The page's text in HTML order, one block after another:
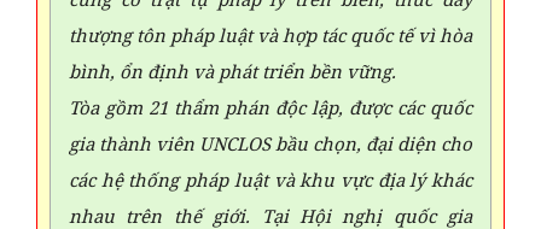
thượng tôn pháp luật và hợp tác quốc tế vì hòa
bình, ổn định và phát triển bền vững.
Tòa gồm 21 thẩm phán độc lập, được các quốc
gia thành viên UNCLOS bầu chọn, đại diện cho
các hệ thống pháp luật và khu vực địa lý khác
nhau trên thế giới. Tại Hội nghị quốc gia